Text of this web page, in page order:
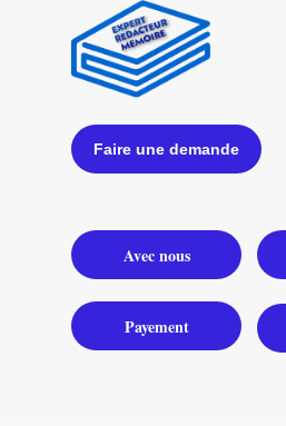
Avec nous
Payement
Faire une demande